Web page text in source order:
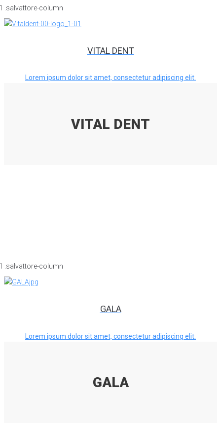
VITAL DENT
Lorem ipsum dolor sit amet, consectetur adipiscing elit.
VITAL DENT
GALA
Lorem ipsum dolor sit amet, consectetur adipiscing elit.
GALA